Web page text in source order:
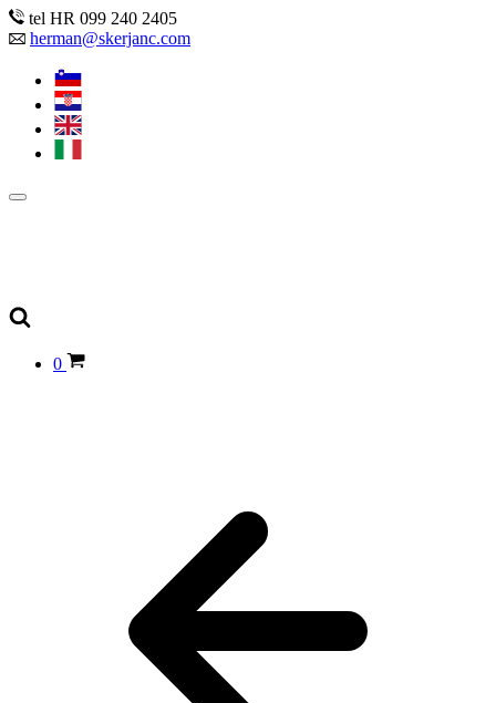
tel HR 099 240 2405
herman@skerjanc.com
0